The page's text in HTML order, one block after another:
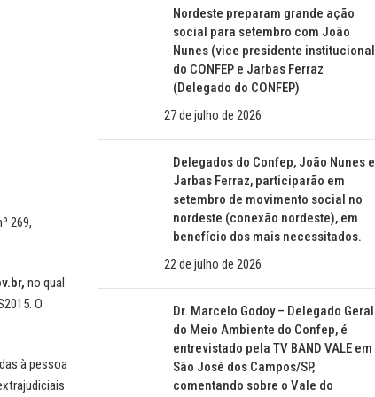
269,
, no qual
O
à pessoa
Nordeste preparam grande ação
social para setembro com João
Nunes (vice presidente institucional
do CONFEP e Jarbas Ferraz
(Delegado do CONFEP)
27 de julho de 2026
Delegados do Confep, João Nunes e
Jarbas Ferraz, participarão em
setembro de movimento social no
nordeste (conexão nordeste), em
benefício dos mais necessitados.
22 de julho de 2026
Dr. Marcelo Godoy – Delegado Geral
do Meio Ambiente do Confep, é
entrevistado pela TV BAND VALE em
São José dos Campos/SP,
comentando sobre o Vale do